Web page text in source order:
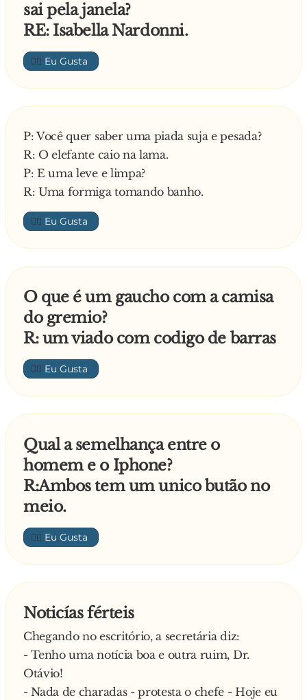
sai pela janela?
RE: Isabella Nardonni.
👍🏼
P: Você quer saber uma piada suja e pesada?
R: O elefante caio na lama.
P: E uma leve e limpa?
R: Uma formiga tomando banho.
👍🏼
O que é um gaucho com a camisa
do gremio?
R: um viado com codigo de barras
👍🏼
Qual a semelhança entre o
homem e o Iphone?
R:Ambos tem um unico butão no
meio.
👍🏼
Noticías férteis
Chegando no escritório, a secretária diz:
- Tenho uma notícia boa e outra ruim, Dr.
Otávio!
- Nada de charadas - protesta o chefe - Hoje eu